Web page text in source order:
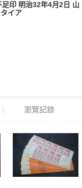
印 明治32年4月2日 山
イア
瀏覽記錄